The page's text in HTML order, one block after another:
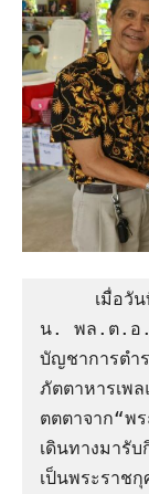
น. พล.ต.อ.
บัญชาการตำ
ภัตตาหารเพ
ตตตาจาก“พ
เดินทางมารั
เป็นพระราช